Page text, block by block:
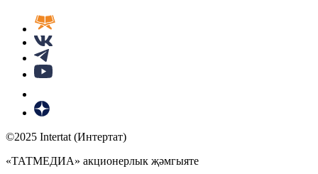
©2025 Intertat (Интертат)
«ТАТМЕДИА» акционерлык җәмгыяте